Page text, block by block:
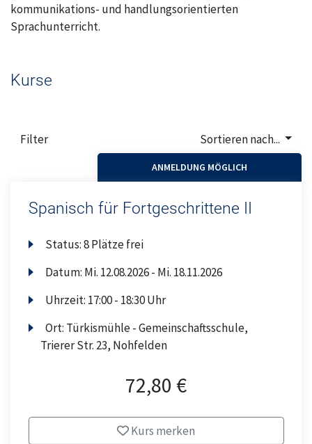
kommunikations- und handlungsorientierten
Sprachunterricht.
Kurse
Sortieren nach...
Filter
ANMELDUNG MÖGLICH
Spanisch für Fortgeschrittene II
Status:8 Plätze frei
Datum: Mi. 12.08.2026 - Mi. 18.11.2026
Uhrzeit: 17:00 - 18:30 Uhr
Ort: Türkismühle - Gemeinschaftsschule,
Trierer Str. 23, Nohfelden
72,80 €
Kurs merken